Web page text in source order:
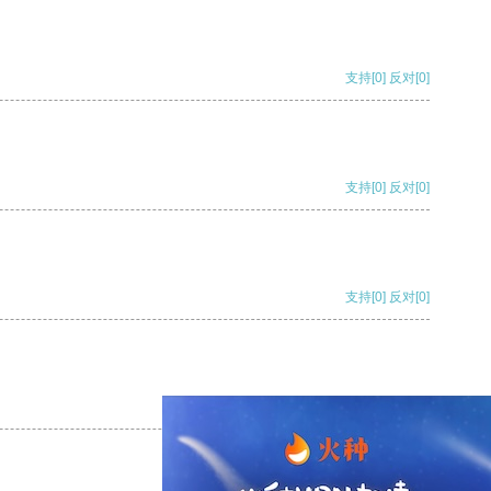
支持[0] 反对[0]
支持[0] 反对[0]
支持[0] 反对[0]